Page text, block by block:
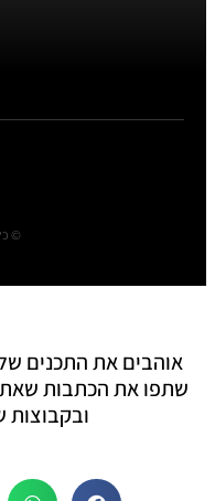
© כל
אוהבים את התכנים
שתפו את הכתבות
ובקבוצות